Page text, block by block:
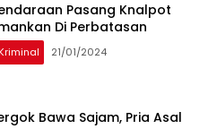
Pasang Knalpot
Di Perbatasan
21/01/2024
Bawa Sajam, Pria Asal